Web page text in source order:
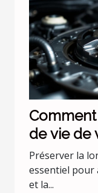
de vie de
Préserver la
essentiel
et la...